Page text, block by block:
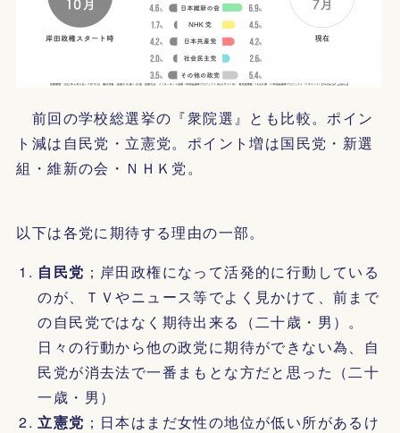
前回の学校総選挙の『衆院選』とも比較。ポイン
ト減は自民党・立憲党。ポイント増は国民党・新選
組・維新の会・ＮＨＫ党。
以下は各党に期待する理由の一部。
自民党 ；岸田政権になって活発的に行動している
のが、ＴＶやニュース等でよく見かけて、前まで
の自民党ではなく期待出来る（二十歳・男）。
日々の行動から他の政党に期待ができない為、自
民党が消去法で一番まもとな方だと思った（二十
一歳・男）
立憲党 ；日本はまだ女性の地位が低い所があるけ